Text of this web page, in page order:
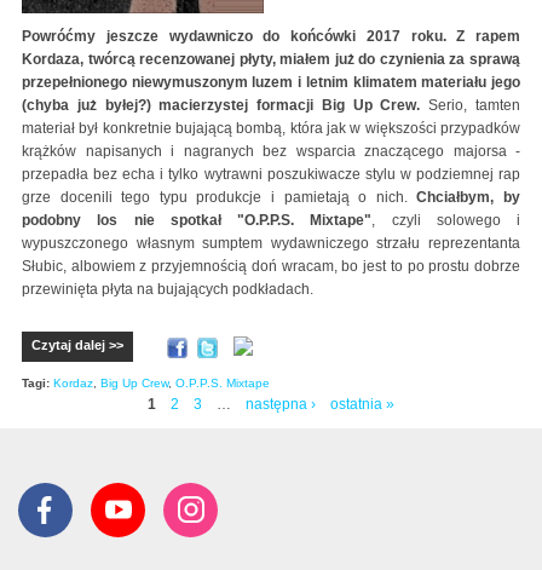
Powróćmy jeszcze wydawniczo do końcówki 2017 roku. Z rapem
Kordaza, twórcą recenzowanej płyty, miałem już do czynienia za sprawą
przepełnionego niewymuszonym luzem i letnim klimatem materiału jego
(chyba już byłej?) macierzystej formacji Big Up Crew. Serio, tamten
materiał był konkretnie bujającą bombą, która jak w większości przypadków
krążków napisanych i nagranych bez wsparcia znaczącego majorsa -
przepadła bez echa i tylko wytrawni poszukiwacze stylu w podziemnej rap
grze docenili tego typu produkcje i pamietają o nich.Chciałbym, by
podobny los nie spotkał "O.P.P.S. Mixtape", czyli solowego i
wypuszczonego własnym sumptem wydawniczego strzału reprezentanta
Słubic, albowiem z przyjemnością doń wracam, bo jest to po prostu dobrze
przewinięta płyta na bujających podkładach.
Czytaj dalej >>
Tagi: Kordaz Big Up Crew, O.P.P.S. Mixtape
1 2 3 … następna › ostatnia »